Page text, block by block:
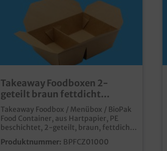
Takeaway Foodboxen 2-
geteilt braun fettdicht
mikrowellentauglich 200St.
1000ml/2000ml zur Auswahl
Takeaway Foodbox / Menübox / BioPak
Food Container, aus Hartpapier, PE
beschichtet, 2-geteilt, braun, fettdicht,
200 Stück im Karton (4x50)Versch.
Größen: 1000ml (600+400)
Produktnummer: BPFCZ01000